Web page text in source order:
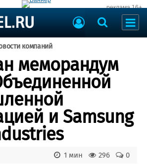
реклама 16+
Доска объявлений
компаний
меморандум
и Samsung
0
296
1 мин